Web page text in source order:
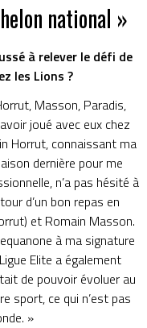
national »
à relever le défi de
les Lions ?
Masson, Paradis,
joué avec eux chez
Horrut, connaissant ma
dernière pour me
n’a pas hésité à
d’un bon repas en
et Romain Masson.
à ma signature
Elite a également
de pouvoir évoluer au
sport, ce qui n’est pas
»